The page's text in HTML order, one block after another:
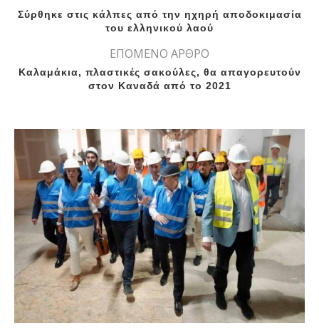
Σύρθηκε στις κάλπες από την ηχηρή αποδοκιμασία
του ελληνικού λαού
ΕΠΟΜΕΝΟ ΑΡΘΡΟ
Καλαμάκια, πλαστικές σακούλες, θα απαγορευτούν
στον Καναδά από το 2021